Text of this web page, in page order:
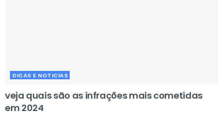
DICAS E NOTICIAS
veja quais são as infrações mais cometidas
em 2024